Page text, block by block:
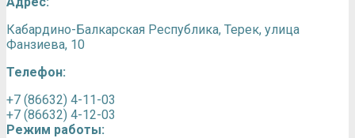
Кабардино-Балкарская Республика, Терек, улица
Фанзиева, 10
Телефон:
+7 (86632) 4-11-03
+7 (86632) 4-12-03
Режим работы: